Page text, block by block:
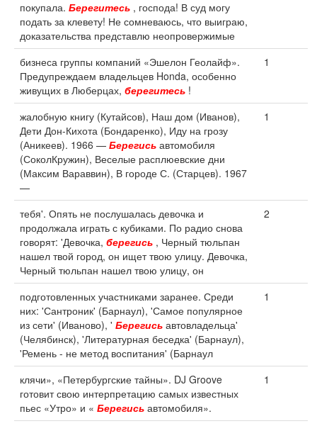
покупала. Берегитесь , господа! В суд могу
подать за клевету! Не сомневаюсь, что выиграю,
доказательства представлю неопровержимые
бизнеса группы компаний «Эшелон Геолайф».
Предупреждаем владельцев Honda, особенно
живущих в Люберцах, берегитесь !
1
жалобную книгу (Кутайсов), Наш дом (Иванов),
Дети Дон-Кихота (Бондаренко), Иду на грозу
(Аникеев). 1966 — Берегись автомобиля
(СоколКружин), Веселые расплюевские дни
(Максим Вараввин), В городе С. (Старцев). 1967
—
1
тебя'. Опять не послушалась девочка и
продолжала играть с кубиками. По радио снова
говорят: 'Девочка, берегись , Черный тюльпан
нашел твой город, он ищет твою улицу. Девочка,
Черный тюльпан нашел твою улицу, он
2
подготовленных участниками заранее. Среди
них: 'Сантроник' (Барнаул), 'Самое популярное
из сети' (Иваново), ' Берегись автовладельца'
(Челябинск), 'Литературная беседка' (Барнаул),
'Ремень - не метод воспитания' (Барнаул
1
клячи», «Петербургские тайны». DJ Groove
готовит свою интерпретацию самых известных
пьес «Утро» и « Берегись автомобиля».
1